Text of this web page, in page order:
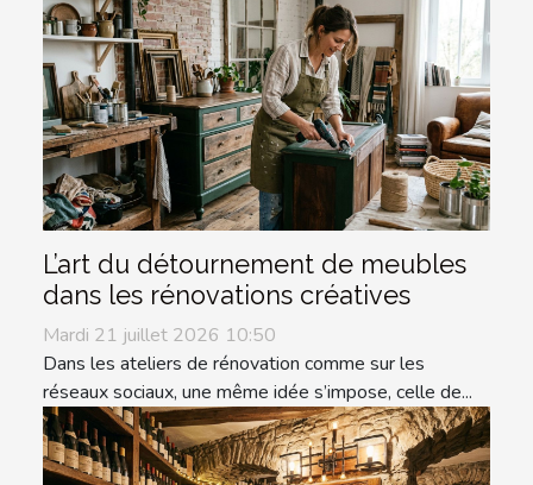
L’art du détournement de meubles
dans les rénovations créatives
Mardi 21 juillet 2026 10:50
Dans les ateliers de rénovation comme sur les
réseaux sociaux, une même idée s’impose, celle de...